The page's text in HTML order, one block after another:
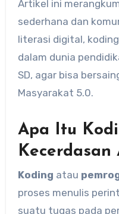
Artikel ini
sederhana dan
literasi digital,
dalam dunia
SD, agar bisa
Masyarakat 5.0.
Apa Itu
Koding atau
proses menulis
suatu tugas pada